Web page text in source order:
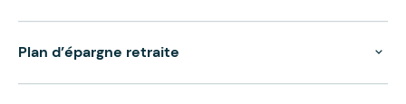
Plan d’épargne retraite